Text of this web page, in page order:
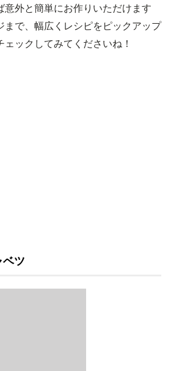
意外と簡単にお作りいただけます
まで、幅広くレシピをピックアップ
ックしてみてくださいね！
ベツ